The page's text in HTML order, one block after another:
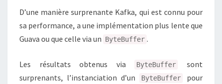
D’une manière surprenante Kafka, qui est connu pour
sa performance, a une implémentation plus lente que
Guava ou que celle via un ByteBuffer .
Les résultats obtenus via ByteBuffer
sont
surprenants, l’instanciation d’un
ByteBuffer
pour